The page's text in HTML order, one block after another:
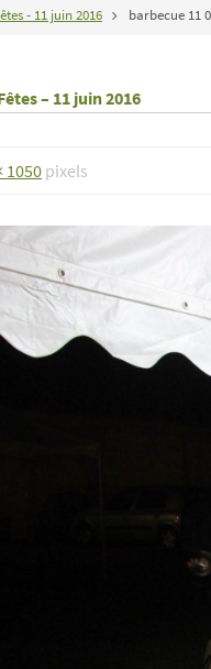
- 11 juin 2016 barbecue 11
– 11 juin 2016
1050 pixels